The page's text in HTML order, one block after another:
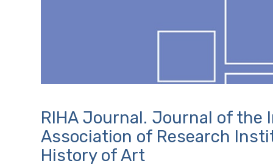
RIHA Journal. Journal of the
Association of Research
History of Art